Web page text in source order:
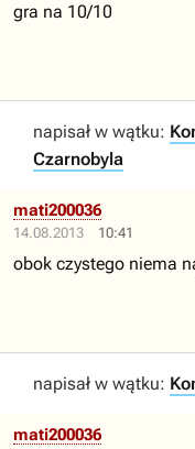
gra na 10/10
napisał w wątku:
Czarnobyla
14.08.2013 10:41
mati200036
obok czystego niema
napisał w wątku:
mati200036